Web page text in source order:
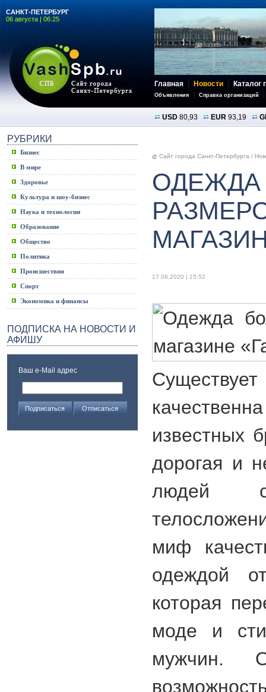
САНКТ-ПЕТЕРБУРГ
06 августа | 06:25
Главная Новости Каталог
Объявления Справка организаций
USD 80,93 EUR 93,19
РУБРИКИ
Бизнес
В мире
Здоровье
Культура и шоу-бизнес
Наука и технологии
Образование
Общество
Политика
Происшествия
Спорт
Экономика и финансы
ПОДПИСКА НА НОВОСТИ И
АФИШУ
Ваш e-Mail адрес
Сайт города Санкт-Петербурга /
17.06.2020 | 15:52
известных
дорогая и
людей
миф
одеждой
которая
моде и
мужчин.